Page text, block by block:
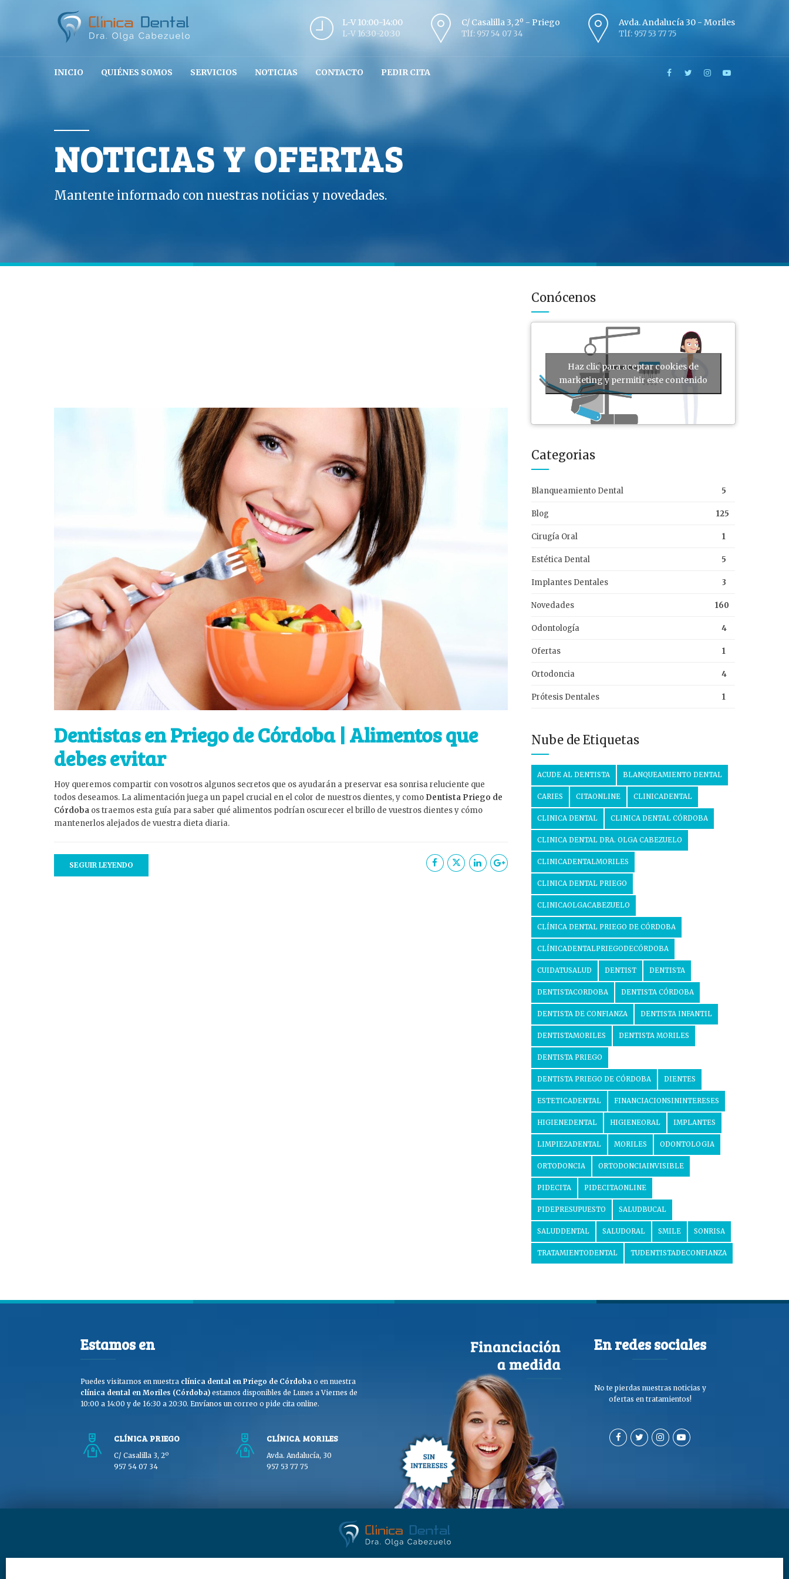
L-V 10:00-14:00
L-V 16:30-20:30
C/ Casalilla 3, 2º - Priego
Tlf: 957 54 07 34
Avda. Andalucía 30 - Moriles
Tlf: 957 53 77 75
INICIO QUIÉNES SOMOS SERVICIOS NOTICIAS CONTACTO PEDIR CITA
NOTICIAS Y OFERTAS
Mantente informado con nuestras noticias y novedades.
Dentistas en Priego de Córdoba | Alimentos que
debes evitar
Hoy queremos compartir con vosotros algunos secretos que os ayudarán a preservar esa sonrisa reluciente que
todos deseamos. La alimentación juega un papel crucial en el color de nuestros dientes, y como Dentista Priego de
Córdoba os traemos esta guía para saber qué alimentos podrían oscurecer el brillo de vuestros dientes y cómo
mantenerlos alejados de vuestra dieta diaria.
SEGUIR LEYENDO
Conócenos
Haz clic para aceptar cookies de
marketing y permitir este contenido
Categorias
Blanqueamiento Dental 5
Blog 125
Cirugía Oral 1
Estética Dental 5
Implantes Dentales 3
Novedades 160
Odontología 4
Ofertas 1
Ortodoncia 4
Prótesis Dentales 1
Nube de Etiquetas
ACUDE AL DENTISTA BLANQUEAMIENTO DENTAL
CARIES CITAONLINE CLINICADENTAL
CLINICA DENTAL CLINICA DENTAL CÓRDOBA
CLINICA DENTAL DRA. OLGA CABEZUELO
CLINICADENTALMORILES
CLINICA DENTAL PRIEGO
CLINICAOLGACABEZUELO
CLÍNICA DENTAL PRIEGO DE CÓRDOBA
CLÍNICADENTALPRIEGODECÓRDOBA
CUIDATUSALUD DENTIST DENTISTA
DENTISTACORDOBA DENTISTA CÓRDOBA
DENTISTA DE CONFIANZA DENTISTA INFANTIL
DENTISTAMORILES DENTISTA MORILES
DENTISTA PRIEGO
DENTISTA PRIEGO DE CÓRDOBA DIENTES
ESTETICADENTAL FINANCIACIONSININTERESES
HIGIENEDENTAL HIGIENEORAL IMPLANTES
LIMPIEZADENTAL MORILES ODONTOLOGIA
ORTODONCIA ORTODONCIAINVISIBLE
PIDECITA PIDECITAONLINE
PIDEPRESUPUESTO SALUDBUCAL
SALUDDENTAL SALUDORAL SMILE SONRISA
TRATAMIENTODENTAL TUDENTISTADECONFIANZA
Estamos en
Puedes visitarnos en nuestra clínica dental en Priego de Córdoba o en nuestra
clínica dental en Moriles (Córdoba) estamos disponibles de Lunes a Viernes de
10:00 a 14:00 y de 16:30 a 20:30. Envíanos un correo o pide cita online.
CLÍNICA PRIEGO
C/ Casalilla 3, 2º
957 54 07 34
CLÍNICA MORILES
Avda. Andalucía, 30
957 53 77 75
En redes sociales
No te pierdas nuestras noticias y
ofertas en tratamientos!